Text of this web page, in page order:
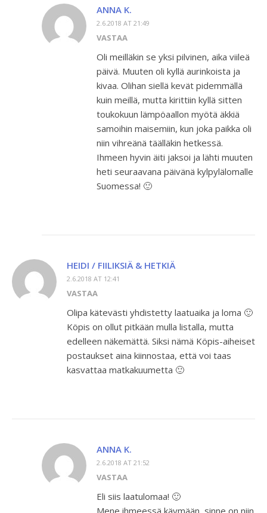
ANNA K.
2.6.2018 AT 21:49
VASTAA
Oli meilläkin se yksi pilvinen, aika viileä
päivä. Muuten oli kyllä aurinkoista ja
kivaa. Olihan siellä kevät pidemmällä
kuin meillä, mutta kirittiin kyllä sitten
toukokuun lämpöaallon myötä äkkiä
samoihin maisemiin, kun joka paikka oli
niin vihreänä täälläkin hetkessä.
Ihmeen hyvin äiti jaksoi ja lähti muuten
heti seuraavana päivänä kylpylälomalle
Suomessa! 🙂
HEIDI / FIILIKSIÄ & HETKIÄ
2.6.2018 AT 12:41
VASTAA
Olipa kätevästi yhdistetty laatuaika ja loma 🙂
Köpis on ollut pitkään mulla listalla, mutta
edelleen näkemättä. Siksi nämä Köpis-aiheiset
postaukset aina kiinnostaa, että voi taas
kasvattaa matkakuumetta 🙂
ANNA K.
2.6.2018 AT 21:52
VASTAA
Eli siis laatulomaa! 🙂